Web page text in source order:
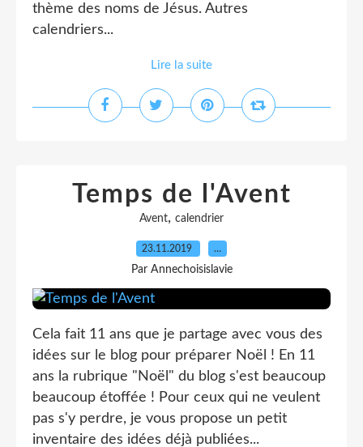
thème des noms de Jésus. Autres
calendriers...
Lire la suite
Temps de l'Avent
Avent, calendrier
23.11.2019 …
Par Annechoisislavie
Cela fait 11 ans que je partage avec vous des
idées sur le blog pour préparer Noël ! En 11
ans la rubrique "Noël" du blog s'est beaucoup
beaucoup étoffée ! Pour ceux qui ne veulent
pas s'y perdre, je vous propose un petit
inventaire des idées déjà publiées...